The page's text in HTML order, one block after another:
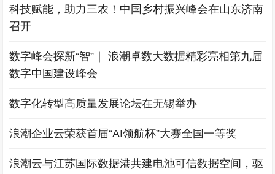
科技赋能，助力三农！中国乡村振兴峰会在山东济南
召开
数字峰会探新“智”｜ 浪潮卓数大数据精彩亮相第九届
数字中国建设峰会
数字化转型高质量发展论坛在无锡举办
浪潮企业云荣获首届“AI领航杯”大赛全国一等奖
浪潮云与江苏国际数据港共建电池可信数据空间，驱